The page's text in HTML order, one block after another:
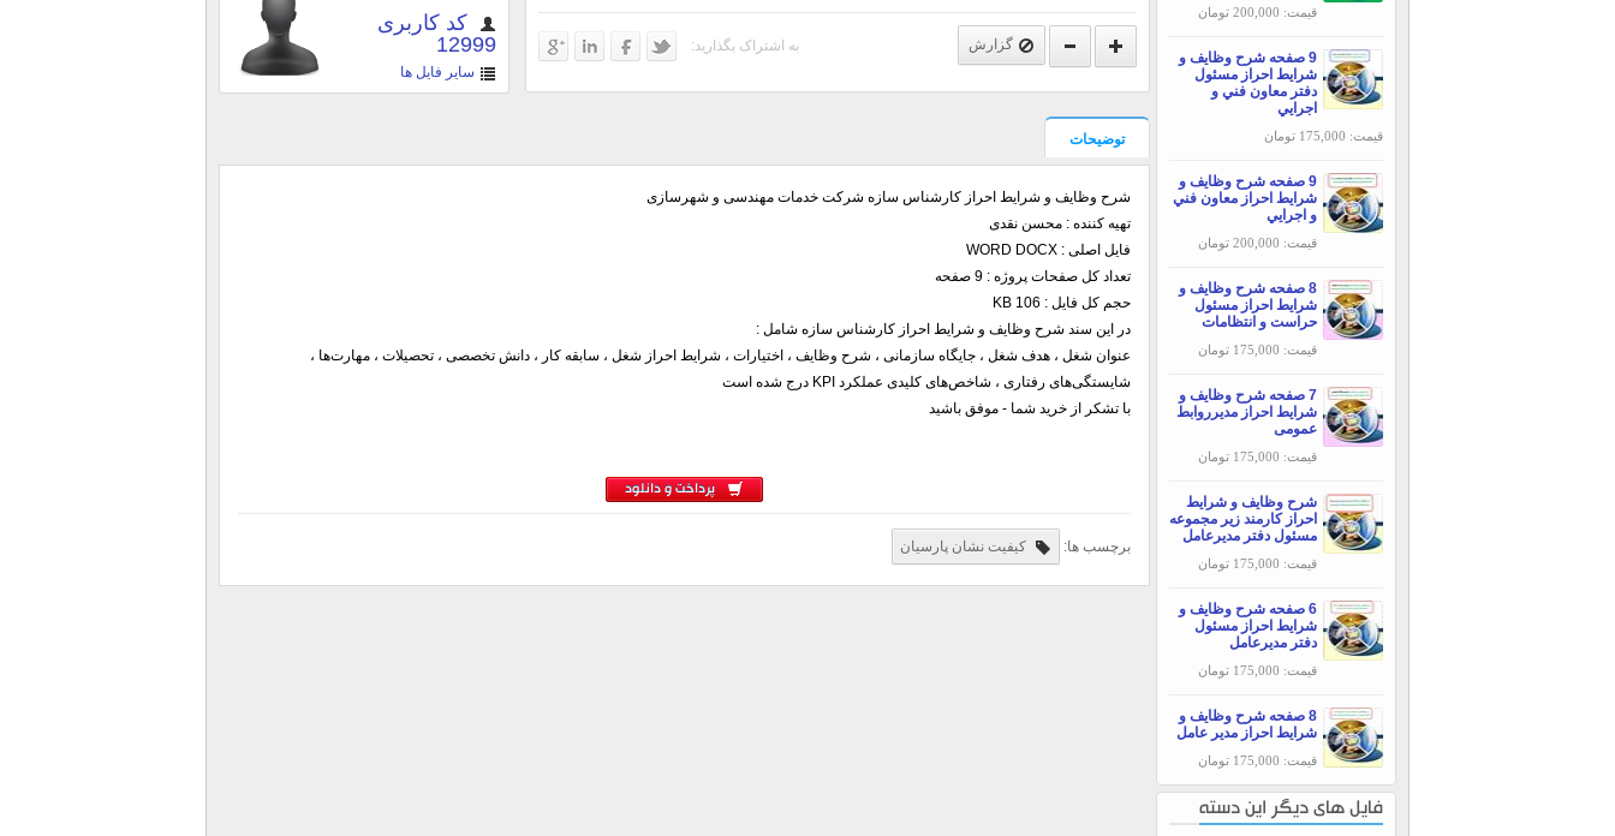
قیمت: 200,000 تومان
9 صفحه شرح وظایف و
شرایط احراز مسئول
دفتر معاون فني و
اجرايي
قیمت: 175,000 تومان
9 صفحه شرح وظایف و
شرایط احراز معاون فني
و اجرايي
قیمت: 200,000 تومان
8 صفحه شرح وظایف و
شرایط احراز مسئول
حراست و انتظامات
قیمت: 175,000 تومان
7 صفحه شرح وظایف و
شرایط احراز مدیرروابط
عمومی
قیمت: 175,000 تومان
شرح وظایف و شرایط
احراز کارمند زیر مجموعه
مسئول دفتر مدیرعامل
قیمت: 175,000 تومان
6 صفحه شرح وظایف و
شرایط احراز مسئول
دفتر مدیرعامل
قیمت: 175,000 تومان
8 صفحه شرح وظایف و
شرایط احراز مدیر عامل
قیمت: 175,000 تومان
فایل های دیگر این دسته
کد کاربری
12999
سایر فایل ها
گزارش به اشتراک بگذارید:
توضیحات
شرح وظایف و شرایط احراز کارشناس سازه شرکت خدمات مهندسی و شهرسازی
تهيه کننده : محسن نقدی
فایل اصلی : WORD DOCX
تعداد کل صفحات پروژه : 9 صفحه
حجم کل فایل : 106 KB
در این سند شرح وظایف و شرایط احراز کارشناس سازه شامل :
عنوان شغل ، هدف شغل ، جایگاه سازمانی ، شرح وظایف ، اختیارات ، شرایط احراز شغل ، سابقه کار ، دانش تخصصی ، تحصیلات ، مهارت‌ها ،
شایستگی‌های رفتاری ، شاخص‌های کلیدی عملکرد KPI درج شده است
با تشکر از خرید شما - موفق باشید
پرداخت و دانلود
برچسب ها: کیفیت نشان پارسیان